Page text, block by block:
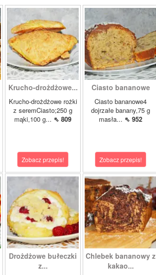
Krucho-drożdżowe...
Krucho-drożdżowe rożki
z seremCiasto;250 g
mąki,100 g... ⇖ 809
Zobacz przepis!
Ciasto bananowe
Ciasto bananowe4
dojrzałe banany,75 g
masła... ⇖ 952
Zobacz przepis!
Drożdżowe bułeczki
z...
Chlebek bananowy z
kakao...